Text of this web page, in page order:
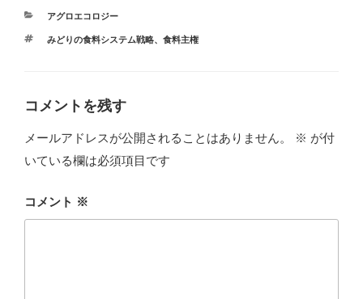
カ
ゴ
アグロエコロジー
タ
みどりの食料システム戦略、 食料主権
コメントを残す
メールアドレスが公開されることはありません。 ※ が付
いている欄は必須項目です
コメント ※